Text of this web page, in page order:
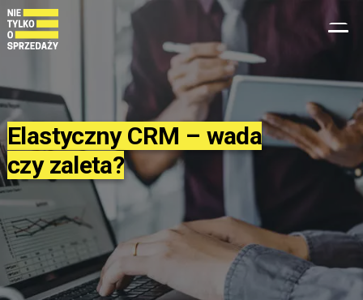
Przejdź
do
Elastyczny CRM – wada
czy zaleta?